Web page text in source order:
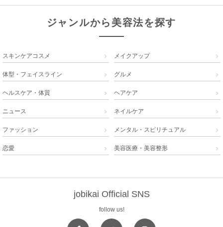
ジャンルから美容法を探す
スキンケアコスメ  メイクアップ 
体型・フェイスライン  グルメ 
ヘルスケア・体質  ヘアケア 
ニュース  ネイルケア 
ファッション  メンタル・スピリチュアル 
恋愛  美容医療・美容整形 
jobikai Official SNS
follow us!